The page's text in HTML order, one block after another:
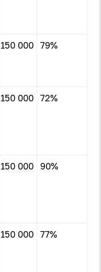
150 000 79%
150 000 72%
150 000 90%
150 000 77%